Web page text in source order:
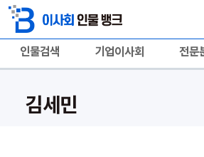
인물검색 기업이사회 전문
김세민